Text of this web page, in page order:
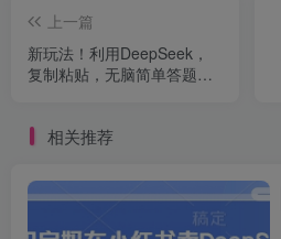
上一篇
新玩法！利用DeepSeek，
复制粘贴，无脑简单答题，
相关推荐